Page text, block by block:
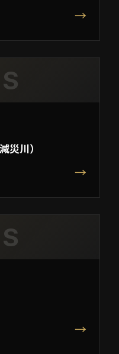
→
災川）
→
→